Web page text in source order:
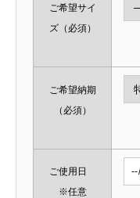
ご希望サイ
ズ（必須）
ご希望納期
（必須）
ご使用日
※任意